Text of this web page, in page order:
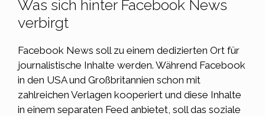
Was sich hinter Facebook News
verbirgt
Facebook News soll zu einem dedizierten Ort für
journalistische Inhalte werden. Während Facebook
in den USA und Großbritannien schon mit
zahlreichen Verlagen kooperiert und diese Inhalte
in einem separaten Feed anbietet, soll das soziale